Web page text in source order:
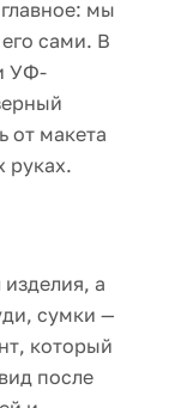
мы
сами. В
УФ-
от макета
руках.
а
сумки —
который
после